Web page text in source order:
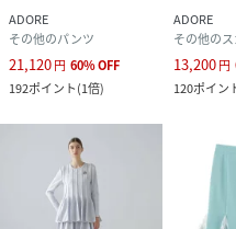
ADORE
その他のパンツ
21,120円 60%OFF
192ポイント(1倍)
ADORE
その他の
13,200円
120ポイン